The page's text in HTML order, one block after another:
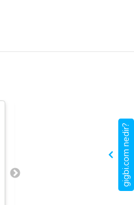
Oğlumun bir yaş
organize ettik beraber
ekipler. Hiçbir ricamı
Ben İstanbulda yaşad…
gigbi.com nedir?